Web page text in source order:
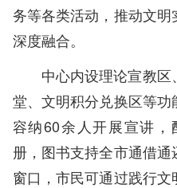
务等各类活动，推动文
深度融合。
中心内设理论宣教
堂、文明积分兑换区等
容纳60余人开展宣讲，
册，图书支持全市通借
窗口，市民可通过践行文